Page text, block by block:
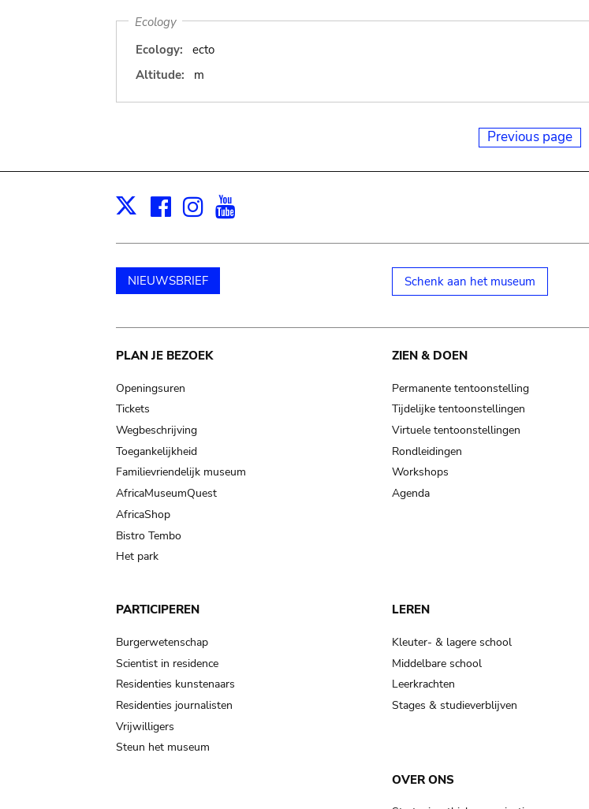
Ecology
Ecology:
ecto
Altitude:
m
Previous page
X Facebook
Instagram
NIEUWSBRIEF Schenk aan het museum
Main
navigation
PLAN JE BEZOEK
Openingsuren
Tickets
Wegbeschrijving
Toegankelijkheid
Familievriendelijk museum
AfricaMuseumQuest
AfricaShop
Bistro Tembo
Het park
ZIEN & DOEN
Permanente tentoonstelling
Tijdelijke tentoonstellingen
Virtuele tentoonstellingen
Rondleidingen
Workshops
Agenda
PARTICIPEREN
Burgerwetenschap
Scientist in residence
Residenties kunstenaars
Residenties journalisten
Vrijwilligers
Steun het museum
LEREN
Kleuter- & lagere school
Middelbare school
Leerkrachten
Stages & studieverblijven
OVER ONS